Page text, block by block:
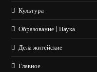
Культура
Образование | Наука
Дела житейские
Главное